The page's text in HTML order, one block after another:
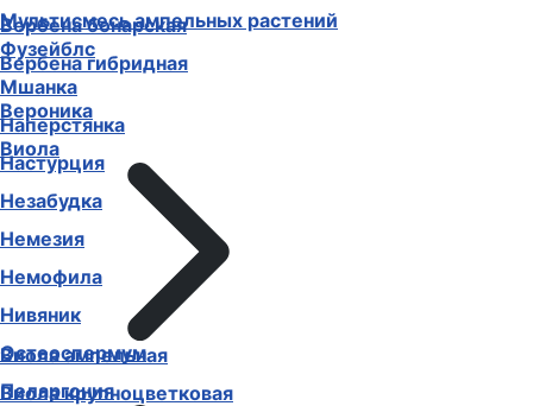
Вербена бонарская
Вербена гибридная
Вероника
Виола
Виола ампельная
Виола крупноцветковая
Мультисмесь ампельных растений
Фузейблс
Мшанка
Наперстянка
Настурция
Незабудка
Немезия
Немофила
Нивяник
Остеоспермум
Пеларгония